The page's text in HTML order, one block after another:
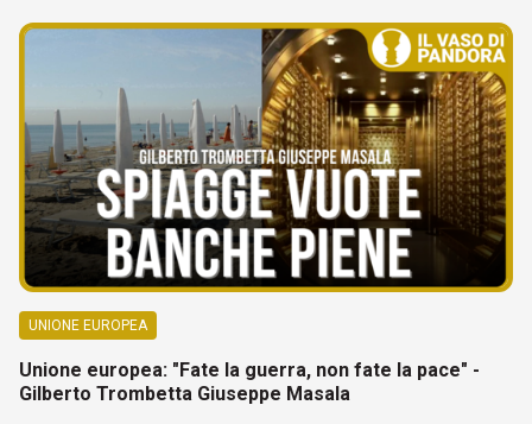
UNIONE EUROPEA
Unione europea: "Fate la guerra, non fate la pace" -
Gilberto Trombetta Giuseppe Masala